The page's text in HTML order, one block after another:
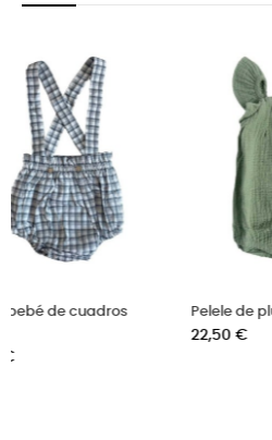
oliva
Pelele de algodón para